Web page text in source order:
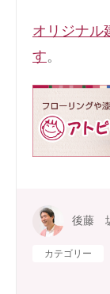
オリジナル
す。
後藤
カテゴリー